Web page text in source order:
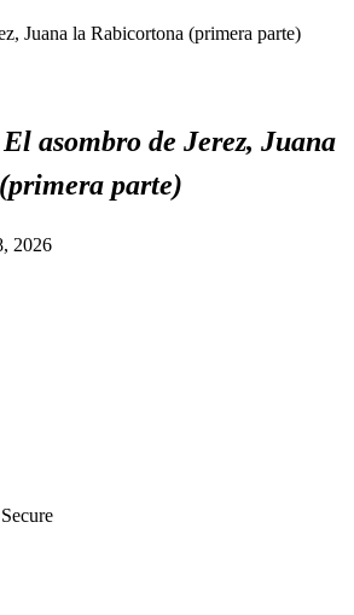
Juana la Rabicortona (primera parte)
El asombro de Jerez, Juana
parte)
2026
Secure